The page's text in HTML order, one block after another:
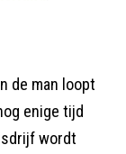
de man loopt
enige tijd
wordt